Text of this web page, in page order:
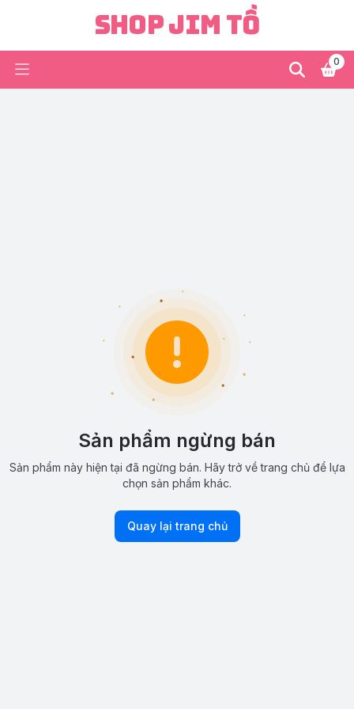
Shop Jim Tồ
0
Sản phẩm ngừng bán
Sản phẩm này hiện tại đã ngừng bán. Hãy trở về trang chủ để lựa
chọn sản phẩm khác.
Quay lại trang chủ